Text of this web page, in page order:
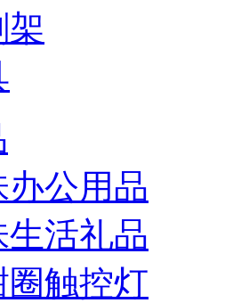
架
办公用品
生活礼品
圈触控灯